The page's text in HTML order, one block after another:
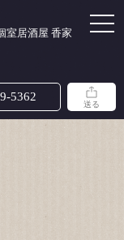
室居酒屋 香家
5362
送る